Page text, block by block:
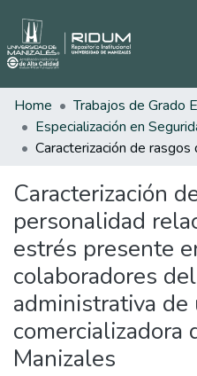
Home
Caracterización
personalidad
estrés presente
colaboradores
administrativa de
comercializadora
Manizales